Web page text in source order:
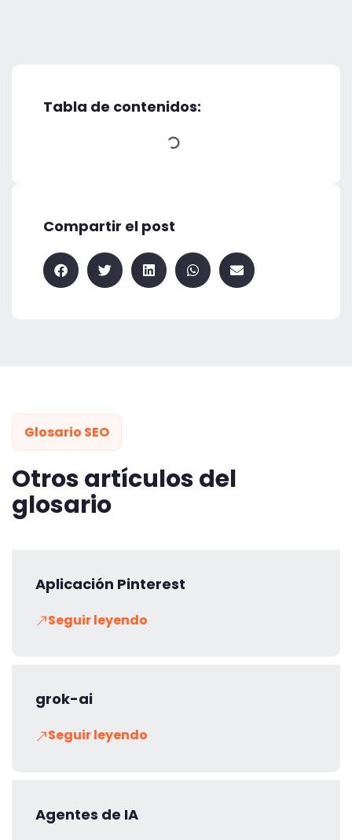
Tabla de contenidos:
Compartir el post
Glosario SEO
Otros artículos del
glosario
Aplicación Pinterest
Seguir leyendo
grok-ai
Seguir leyendo
Agentes de IA